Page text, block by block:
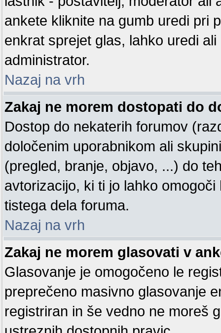
ankete kliknite na gumb uredi pri
enkrat sprejet glas, lahko uredi
administrator.
Nazaj na vrh
Zakaj ne morem dostopati do
Dostop do nekaterih forumov
določenim uporabnikom ali
(pregled, branje, objavo, ...) do
avtorizacijo, ki ti jo lahko
tistega dela foruma.
Nazaj na vrh
Zakaj ne morem glasovati v
Glasovanje je omogočeno le
preprečeno masivno glasovanje
registriran in še vedno ne moreš